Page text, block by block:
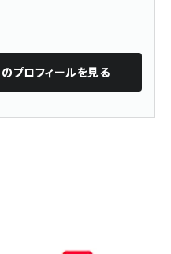
のプロフィールを見る